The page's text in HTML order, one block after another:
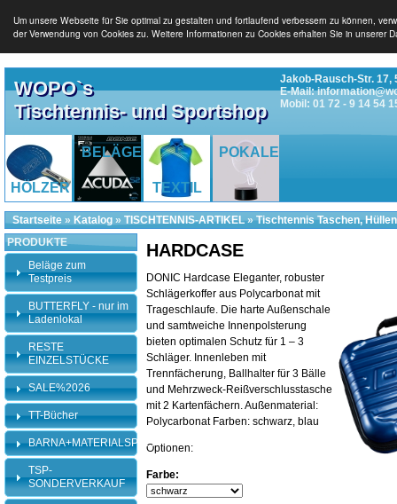
Um unsere Webseite für Sie optimal zu gestalten und fortlaufend verbessern zu können,
der Verwendung von Cookies zu. Weitere Informationen zu Cookies erhalten Sie in unserer
WOPO`s
Tischtennis- und Sportshop
Jakob-Rausch-Str. 17,
E-Mail:
Mobil: 01 72 - 9 14 54
HÖLZER
BELÄGE
TEXTIL
POKALE
Startseite » Katalog » TISCHTENNIS-ARTIKEL»Tischtennis Taschen, Hüllen
HARDCASE
DONIC Hardcase Eleganter, robuster
Schlägerkoffer aus Polycarbonat mit
Trageschlaufe. Die harte Außenschale
und samtweiche Innenpolsterung
bieten optimalen Schutz für 1 – 3
Schläger. Innenleben mit
Trennfächerung, Ballhalter für 3 Bälle
und Mehrzweck-Reißverschlusstasche
mit 2 Kartenfächern. Außenmaterial:
Polycarbonat Farben: schwarz, blau
Optionen:
Farbe:
PRODUKTE
Beläge zum
Testpreis
BUTTERFLY - nur im
Ladenlokal
RESTE
EINZELSTÜCKE
SALE%2026
TT-Bücher
BARNA+MATERIALSPEZI
TSP-
SONDERVERKAUF